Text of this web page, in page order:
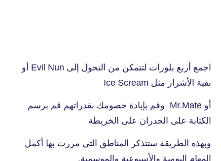
اجمع أربع بلورات لتتمكن من التحول إلى Evil Nun أو
بقية الأشرار مثل Ice Scream
أو Mr.Mate وقم بإبادة خصومك بقدراتهم قم برسم
الكتابة على الجدران على الخريطة
وبهذه الطريقة ستتذكر المناطق التي مررت بها أكمل
المهام اليومية والأسبوعية والموسمية.